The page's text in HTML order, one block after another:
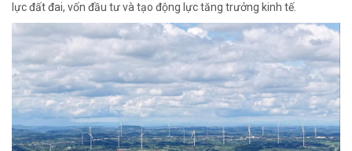
lực đất đai, vốn đầu tư và tạo động lực tăng trưởng kinh tế.